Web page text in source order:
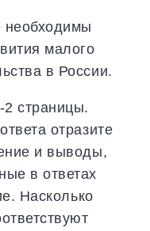
необходимы
малого
в России.
страницы.
отразите
и выводы,
в ответах
Насколько